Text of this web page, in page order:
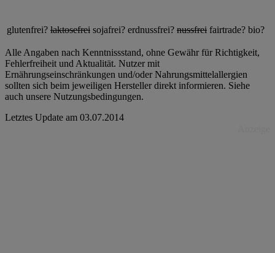
glutenfrei? laktosefrei sojafrei? erdnussfrei? nussfrei fairtrade? bio?
Alle Angaben nach Kenntnissstand, ohne Gewähr für Richtigkeit,
Fehlerfreiheit und Aktualität. Nutzer mit
Ernährungseinschränkungen und/oder Nahrungsmittelallergien
sollten sich beim jeweiligen Hersteller direkt informieren. Siehe
auch unsere Nutzungsbedingungen.
Letztes Update am 03.07.2014